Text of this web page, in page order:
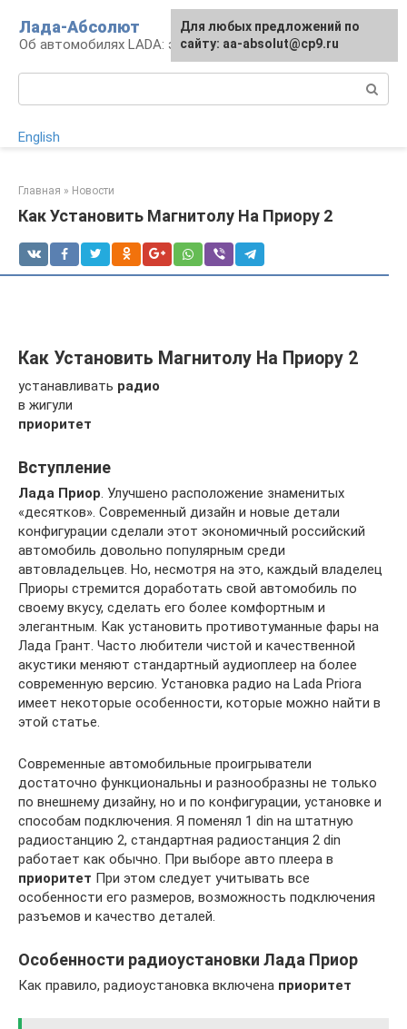
контенту
Лада-Абсолют
Об автомобилях LADA: эксплуатация и сервис
English
Главная » Новости
Как Установить Магнитолу На Приору 2
Как Установить Магнитолу На Приору 2
устанавливать радио
в жигули
приоритет
Вступление
Лада Приор. Улучшено расположение знаменитых
«десятков». Современный дизайн и новые детали
конфигурации сделали этот экономичный российский
автомобиль довольно популярным среди
автовладельцев. Но, несмотря на это, каждый владелец
Приоры стремится доработать свой автомобиль по
своему вкусу, сделать его более комфортным и
элегантным. Как установить противотуманные фары на
Лада Грант. Часто любители чистой и качественной
акустики меняют стандартный аудиоплеер на более
современную версию. Установка радио на Lada Priora
имеет некоторые особенности, которые можно найти в
этой статье.
Современные автомобильные проигрыватели
достаточно функциональны и разнообразны не только
по внешнему дизайну, но и по конфигурации, установке и
способам подключения. Я поменял 1 din на штатную
радиостанцию ​​2, стандартная радиостанция 2 din
работает как обычно. При выборе авто плеера в
приоритет При этом следует учитывать все
особенности его размеров, возможность подключения
разъемов и качество деталей.
Особенности радиоустановки Лада Приор
Как правило, радиоустановка включена приоритет
Для любых предложений по
сайту: aa-absolut@cp9.ru